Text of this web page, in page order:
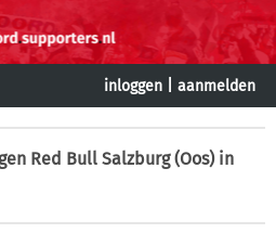
inloggen aanmelden
Red Bull Salzburg (Oos) in